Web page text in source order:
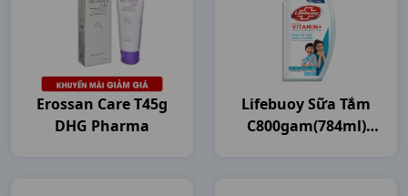
Erossan Care T45g
DHG Pharma
Lifebuoy Sữa Tắm
C800gam(784ml)